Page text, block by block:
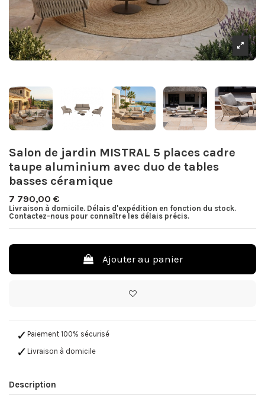
Salon de jardin MISTRAL 5 places cadre
taupe aluminium avec duo de tables
basses céramique
7 790,00 €
Livraison à domicile. Délais d'expédition en fonction du stock.
Contactez-nous pour connaître les délais précis.
Ajouter au panier
Paiement 100% sécurisé
Livraison à domicile
Description